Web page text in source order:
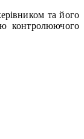
та його
контролюючого